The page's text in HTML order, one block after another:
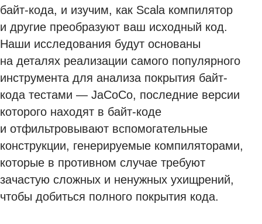
байт-кода, и изучим, как Scala компилятор
и другие преобразуют ваш исходный код.
Наши исследования будут основаны
на деталях реализации самого популярного
инструмента для анализа покрытия байт-
кода тестами — JaCoCo, последние версии
которого находят в байт-коде
и отфильтровывают вспомогательные
конструкции, генерируемые компиляторами,
которые в противном случае требуют
зачастую сложных и ненужных ухищрений,
чтобы добиться полного покрытия кода.